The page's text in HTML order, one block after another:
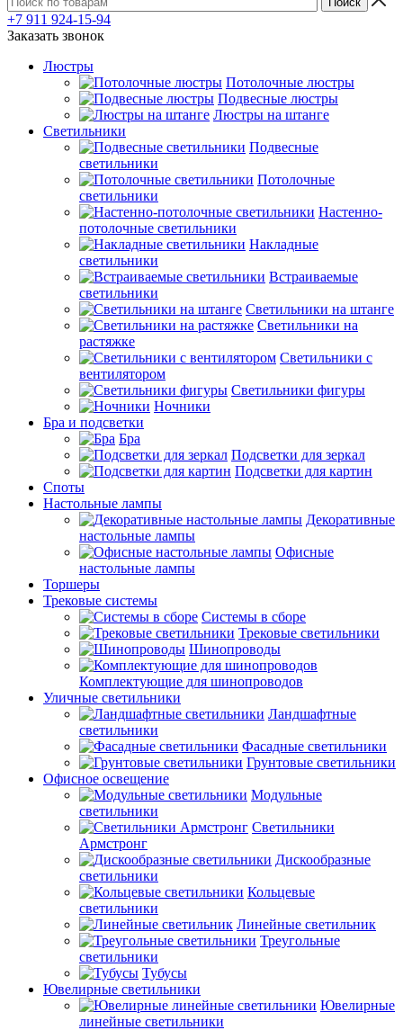
+7 911 924-15-94
Заказать звонок
Люстры
Потолочные люстры
Подвесные люстры
Люстры на штанге
Светильники
Подвесные
светильники
Потолочные
светильники
Настенно-
потолочные светильники
Накладные
светильники
Встраиваемые
светильники
Светильники на штанге
Светильники на
растяжке
Светильники с
вентилятором
Светильники фигуры
Ночники
Бра и подсветки
Бра
Подсветки для зеркал
Подсветки для картин
Споты
Настольные лампы
Декоративные
настольные лампы
Офисные
настольные лампы
Торшеры
Трековые системы
Системы в сборе
Трековые светильники
Шинопроводы
Комплектующие для шинопроводов
Уличные светильники
Ландшафтные
светильники
Фасадные светильники
Грунтовые светильники
Офисное освещение
Модульные
светильники
Светильники
Армстронг
Дискообразные
светильники
Кольцевые
светильники
Линейные светильник
Треугольные
светильники
Тубусы
Ювелирные светильники
Ювелирные
линейные светильники